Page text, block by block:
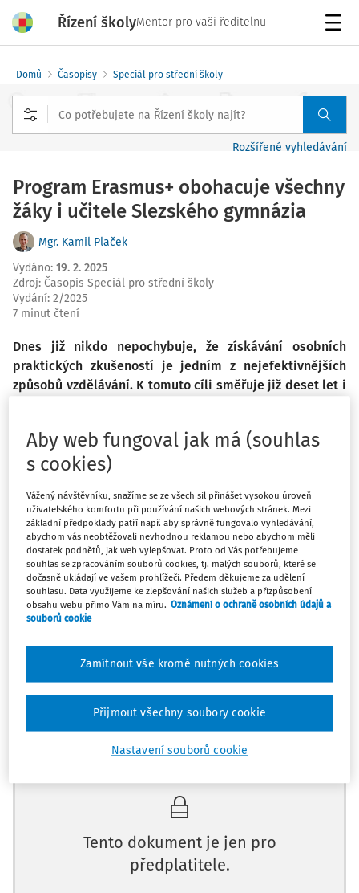
Řízení školyMentor pro vaši ředitelnu
Domů Časopisy Speciál pro střední školy
Rozšířené vyhledávání
Program Erasmus+ obohacuje všechny
žáky i učitele Slezského gymnázia
Mgr. Kamil Plaček
Vydáno: 19. 2. 2025
Zdroj: Časopis Speciál pro střední školy
Vydání: 2/2025
7 minut čtení
Dnes již nikdo nepochybuje, že získávání osobních
praktických zkušeností je jedním z nejefektivnějších
způsobů vzdělávání. K tomuto cíli směřuje již deset let i
několik okruhů aktivit, jimiž se Erasmus+ na této škole
realizuje.
Projektové mobility
Jedná se o pobyt skupiny žáků s pedagogickým
doprovodem na partnerské škole v zahraničí. Pro tento
pobyt je předem známé téma a záměr, na němž školy
často spolupracují i prostřednictvím eTwinningu nebo
jiných distančních modulů. Mobility Slezského gymnázia
wellbeing, význam sportu v životě, angažovanost mládeže,
čtenářst
Máte předplatné?
Tento dokument je jen pro
předplatitele.
Aby web fungoval jak má (souhlas
s cookies)
Vážený návštěvníku, snažíme se ze všech sil přinášet vysokou úroveň
uživatelského komfortu při používání našich webových stránek. Mezi
základní předpoklady patří např. aby správně fungovalo vyhledávání,
abychom vás neobtěžovali nevhodnou reklamou nebo abychom měli
dostatek podnětů, jak web vylepšovat. Proto od Vás potřebujeme
souhlas se zpracováním souborů cookies, tj. malých souborů, které se
dočasně ukládají ve vašem prohlížeči. Předem děkujeme za udělení
souhlasu. Data využijeme ke zlepšování našich služeb a přizpůsobení
obsahu webu přímo Vám na míru. Oznámení o ochraně osobních údajů a
souborů cookie
Nastavení souborů cookie
Zamítnout vše kromě nutných cookies
Přijmout všechny soubory cookie